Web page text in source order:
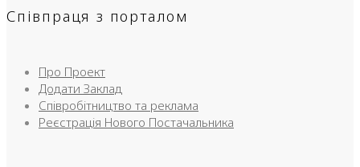
Співпраця з порталом
Про Проект
Додати Заклад
Співробітництво та реклама
Реєстрація Нового Постачальника